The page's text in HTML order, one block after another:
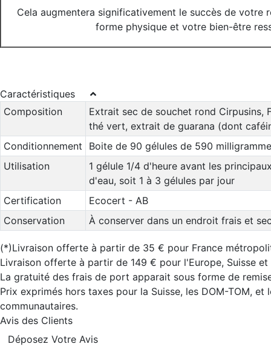
Cela augmentera significativement le succès de votre
forme physique et votre bien-être
Caractéristiques
Composition
Extrait sec de souchet rond Cirpusins,
thé vert, extrait de guarana (dont
Conditionnement
Boite de 90 gélules de 590
Utilisation
1 gélule 1/4 d'heure avant les
d'eau, soit 1 à 3 gélules par jour
Certification
Ecocert - AB
Conservation
À conserver dans un endroit frais et
(*)Livraison offerte à partir de 35 € pour France
Livraison offerte à partir de 149 € pour l'Europe, Suisse et
La gratuité des frais de port apparait sous forme de
Prix exprimés hors taxes pour la Suisse, les DOM-TOM, et
communautaires.
Avis des Clients
Déposez Votre Avis